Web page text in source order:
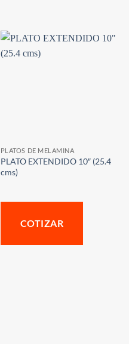
PLATOS DE MELAMINA
PLATO EXTENDIDO 10″ (25.4
cms)
COTIZAR